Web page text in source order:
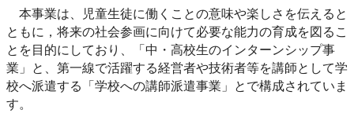
本事業は、児童生徒に働くことの意味や楽しさを伝えると
ともに，将来の社会参画に向けて必要な能力の育成を図るこ
とを目的にしており、「中・高校生のインターンシップ事
業」と、第一線で活躍する経営者や技術者等を講師として学
校へ派遣する「学校への講師派遣事業」とで構成されていま
す。